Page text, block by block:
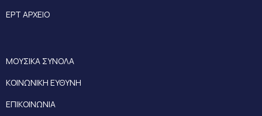
ΕΡΤ ΑΡΧΕΙΟ
ΜΟΥΣΙΚΑ ΣΥΝΟΛΑ
ΚΟΙΝΩΝΙΚΗ ΕΥΘΥΝΗ
ΕΠΙΚΟΙΝΩΝΙΑ